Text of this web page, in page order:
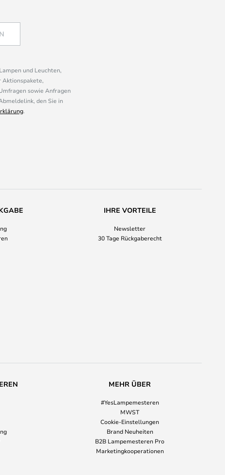
und Leuchten,
Aktionspakete,
sowie Anfragen
den Sie in
.
IHRE VORTEILE
Newsletter
30 Tage Rückgaberecht
MEHR ÜBER
#YesLampemesteren
MWST
Cookie-Einstellungen
Brand Neuheiten
B2B Lampemesteren Pro
Marketingkooperationen